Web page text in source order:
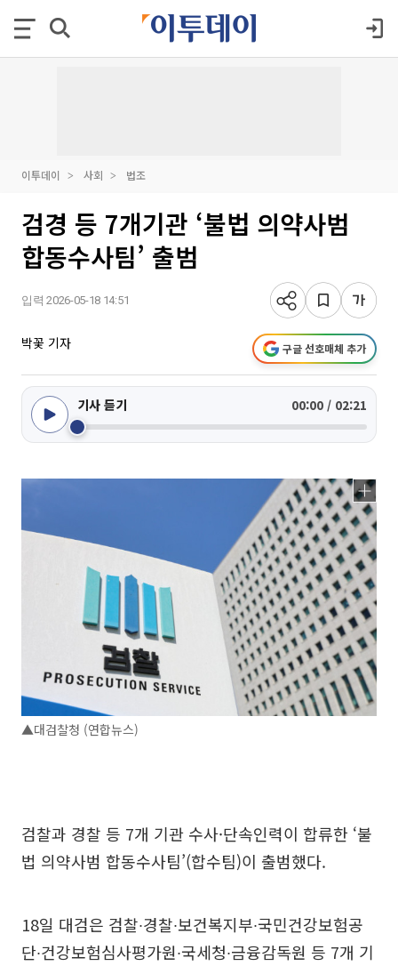
이투데이 사회 법조
검경 등 7개기관 ‘불법 의약사범
합동수사팀’ 출범
입력 2026-05-18 14:51
박꽃 기자 구글 선호매체 추가
기사 듣기 00:00 / 02:21
▲대검찰청 (연합뉴스)
검찰과 경찰 등 7개 기관 수사·단속인력이 합류한 ‘불
법 의약사범 합동수사팀’(합수팀)이 출범했다.
18일 대검은 검찰∙경찰∙보건복지부∙국민건강보험공
단∙건강보험심사평가원∙국세청∙금융감독원 등 7개 기